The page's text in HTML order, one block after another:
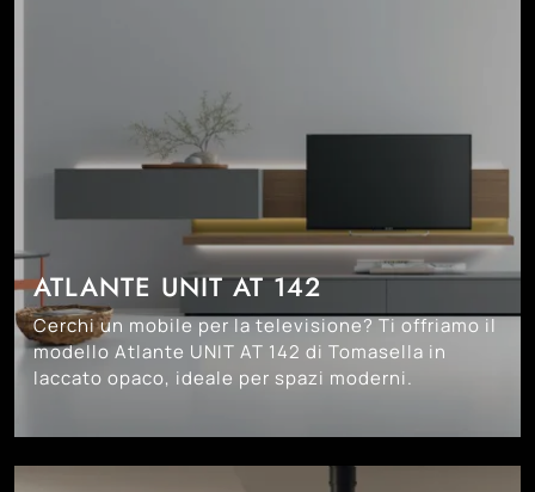
ATLANTE UNIT AT 142
Cerchi un mobile per la televisione? Ti offriamo il
modello Atlante UNIT AT 142 di Tomasella in
laccato opaco, ideale per spazi moderni.